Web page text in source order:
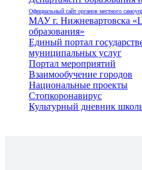
Официальный сайт органов местного
МАУ г. Нижневартовска
образования»
Единый портал
муниципальных услуг
Портал мероприятий
Взаимообучение городов
Национальные проекты
Стопкоронавирус
Культурный дневник